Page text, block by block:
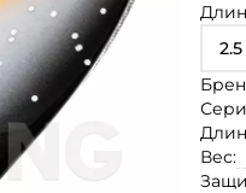
2.5
Вес: